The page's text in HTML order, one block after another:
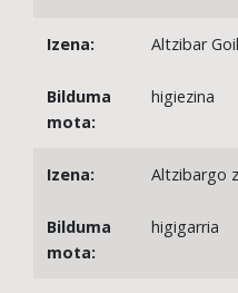
Altzibar
higiezina
Altzibargo
higigarria